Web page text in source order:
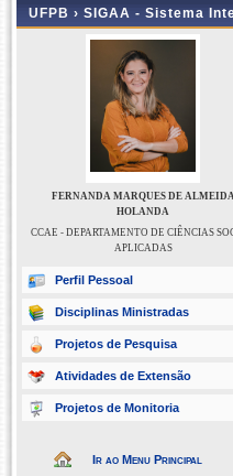
UFPB › SIGAA - Sistema
FERNANDA MARQUES DE
HOLANDA
CCAE - DEPARTAMENTO DE CIÊNCIAS
APLICADAS
Perfil Pessoal
Disciplinas Ministradas
Projetos de Pesquisa
Atividades de Extensão
Projetos de Monitoria
Ir ao Menu Principal